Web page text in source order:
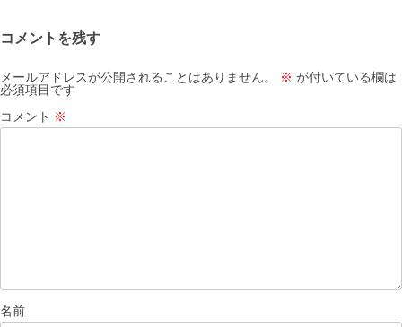
ョ
ン
コメントを残す
メールアドレスが公開されることはありません。 ※ が付いている欄は
必須項目です
コメント ※
名前